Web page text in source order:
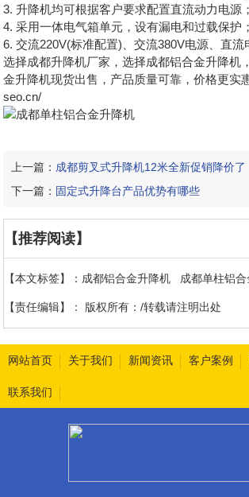
3. 升降机均可根据客户要求配置直流动力电源；
4. 采用一体电气箱单元，设有漏电和过载保护；
6. 交流220V(标准配置)、交流380V电源、直流
选择成都升降机厂家，选择成都铝合金升降机
金升降机现货出售，产品质量可靠，价格更实
seo.cn/
上一篇： 成都剪叉式升降机12米全新促销降价了
下一篇： 固定式升降台产品优势有哪些
【推荐阅读】
【本文标签】： 成都铝合金升降机 成都单柱铝
【责任编辑】： 版权所有：/转载请注明出处
网站首页 关于我们 新闻资讯 客户案例
联系我们